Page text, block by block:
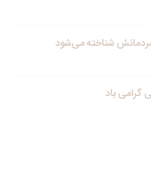
شناخته می‌شود
گرامی باد